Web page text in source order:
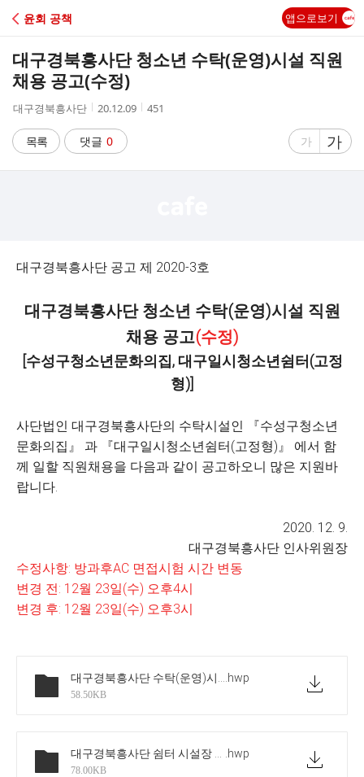
C
A
윤회 공책 앱으로보기
대구경북흥사단 청소년 수탁(운영)시설 직원
채용 공고(수정)
작
자
대구경북흥사단
작
시
간
20.12.09
조
451
목록 댓글 0
글
가
글
자
가
대구경북흥사단 공고 제 2020-3호
대구경북흥사단 청소년 수탁(운영)시설 직원
채용 공고(수정)
[수성구청소년문화의집, 대구일시청소년쉼터(고정
형)]
사단법인 대구경북흥사단의 수탁시설인 『수성구청소년
문화의집』 과 『대구일시청소년쉼터(고정형)』 에서 함
께 일할 직원채용을 다음과 같이 공고하오니 많은 지원바
랍니다.
2020. 12. 9.
대구경북흥사단 인사위원장
수정사항: 방과후AC 면접시험 시간 변동
변경 전: 12월 23일(수) 오후4시
변경 후: 12월 23일(수) 오후3시
.hwp
58.50KB
.hwp
78.00KB